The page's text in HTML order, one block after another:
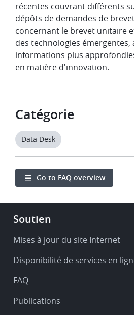
récentes couvrant différents
dépôts de demandes de
concernant le brevet unitaire
des technologies
informations plus
en matière d'innovation.
Catégorie
Data Desk
Go to FAQ overview
Footer
Service
support
Soutien
Mises à jour du site Internet
Disponibilité de services en
FAQ
Publications